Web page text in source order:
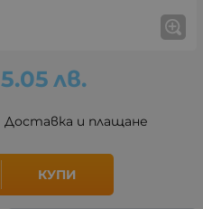
5.05 лв.
Доставка и плащане
КУПИ